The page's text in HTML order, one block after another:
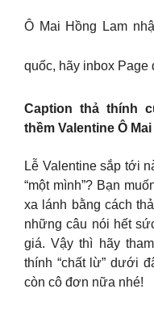
Ô Mai Hồng Lam
quốc, hãy inbox Page
Caption thả thính
thềm Valentine Ô
Lễ Valentine sắp tới
“một mình”? Bạn
xa lánh bằng cách
những câu nói hết
giá. Vậy thì hãy
thính “chất lừ” dưới
còn cô đơn nữa nhé!